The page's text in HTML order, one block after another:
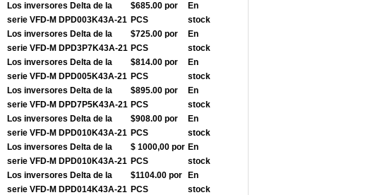
Los inversores Delta de la
serie VFD-M DPD003K43A-21
$685.00 por
PCS
En
stock
Los inversores Delta de la
serie VFD-M DPD3P7K43A-21
$725.00 por
PCS
En
stock
Los inversores Delta de la
serie VFD-M DPD005K43A-21
$814.00 por
PCS
En
stock
Los inversores Delta de la
serie VFD-M DPD7P5K43A-21
$895.00 por
PCS
En
stock
Los inversores Delta de la
serie VFD-M DPD010K43A-21
$908.00 por
PCS
En
stock
Los inversores Delta de la
serie VFD-M DPD010K43A-21
$ 1000,00 por
PCS
En
stock
Los inversores Delta de la
serie VFD-M DPD014K43A-21
$1104.00 por
PCS
En
stock